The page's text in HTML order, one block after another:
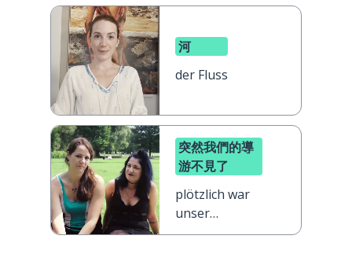
河
der Fluss
突然我們的導
游不見了
plötzlich war
unser
Reiseführer